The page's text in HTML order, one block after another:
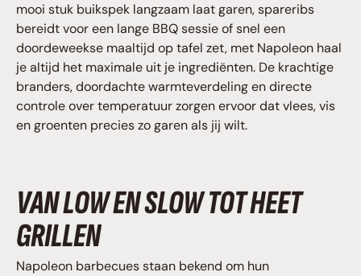
mooi stuk buikspek langzaam laat garen, spareribs
bereidt voor een lange BBQ sessie of snel een
doordeweekse maaltijd op tafel zet, met Napoleon haal
je altijd het maximale uit je ingrediënten. De krachtige
branders, doordachte warmteverdeling en directe
controle over temperatuur zorgen ervoor dat vlees, vis
en groenten precies zo garen als jij wilt.
VAN LOW EN SLOW TOT HEET
GRILLEN
Napoleon barbecues staan bekend om hun